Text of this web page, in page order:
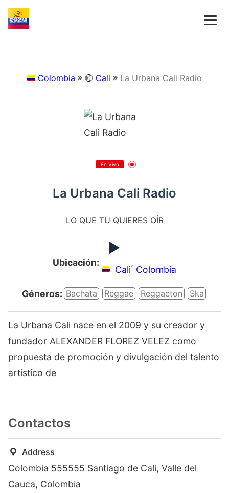
Colombia Cali La Urbana Cali Radio
En Vivo
La Urbana Cali Radio
LO QUE TU QUIERES OÍR
Ubicación:
Cali
,
Colombia
Géneros: Bachata Reggae Reggaeton Ska
La Urbana Cali nace en el 2009 y su creador y
fundador ALEXANDER FLOREZ VELEZ como
propuesta de promoción y divulgación del talento
artístico de
Contactos
Address
Colombia 555555 Santiago de Cali, Valle del
Cauca, Colombia